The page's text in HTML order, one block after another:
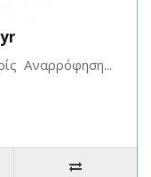
Αναρρόφηση...